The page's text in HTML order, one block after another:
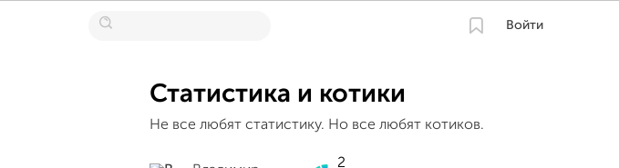
Войти
Статистика и котики
Не все любят статистику. Но все любят котиков.
2